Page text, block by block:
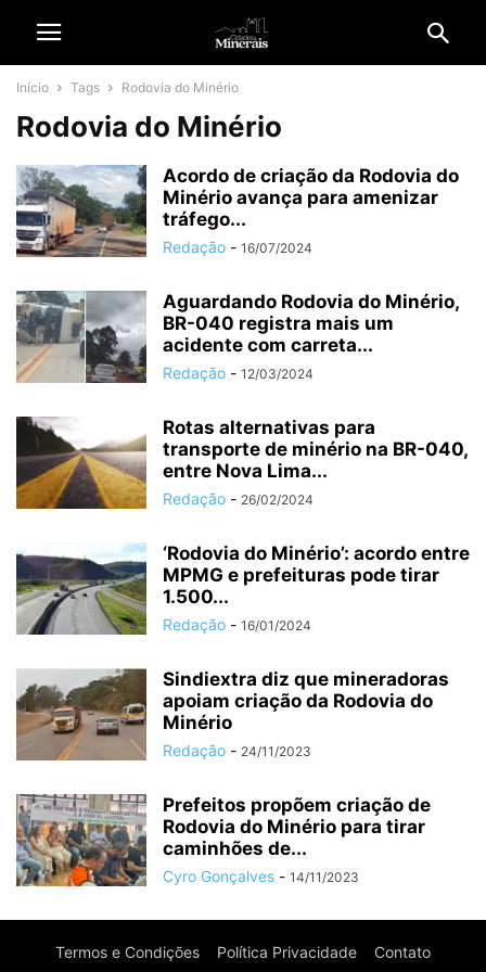
Início Tags Rodovia do Minério
Rodovia do Minério
Acordo de criação da Rodovia do
Minério avança para amenizar
tráfego...
Redação - 16/07/2024
Aguardando Rodovia do Minério,
BR-040 registra mais um
acidente com carreta...
Redação - 12/03/2024
Rotas alternativas para
transporte de minério na BR-040,
entre Nova Lima...
Redação - 26/02/2024
‘Rodovia do Minério’: acordo entre
MPMG e prefeituras pode tirar
1.500...
Redação - 16/01/2024
Sindiextra diz que mineradoras
apoiam criação da Rodovia do
Minério
Redação - 24/11/2023
Prefeitos propõem criação de
Rodovia do Minério para tirar
caminhões de...
Cyro Gonçalves - 14/11/2023
Termos e Condições Política Privacidade Contato